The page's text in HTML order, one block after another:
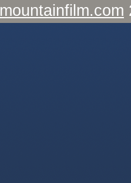
mountainfilm.com